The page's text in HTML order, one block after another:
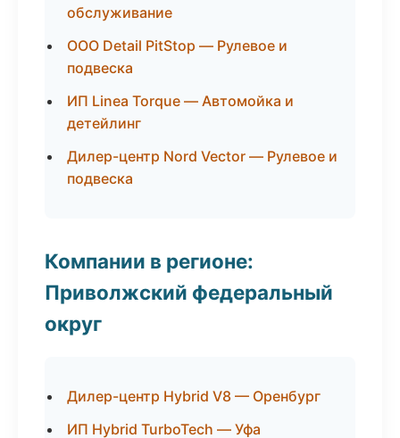
обслуживание
ООО Detail PitStop — Рулевое и
подвеска
ИП Linea Torque — Автомойка и
детейлинг
Дилер-центр Nord Vector — Рулевое и
подвеска
Компании в регионе:
Приволжский федеральный
округ
Дилер-центр Hybrid V8 — Оренбург
ИП Hybrid TurboTech — Уфа